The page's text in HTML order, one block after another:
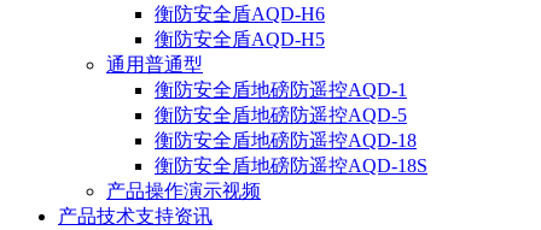
衡防安全盾AQD-H6
衡防安全盾AQD-H5
通用普通型
衡防安全盾地磅防遥控AQD-1
衡防安全盾地磅防遥控AQD-5
衡防安全盾地磅防遥控AQD-18
衡防安全盾地磅防遥控AQD-18S
产品操作演示视频
产品技术支持资讯